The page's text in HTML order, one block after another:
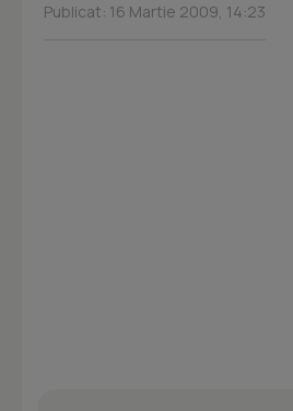
Publicat: 16 Martie 2009, 14:23